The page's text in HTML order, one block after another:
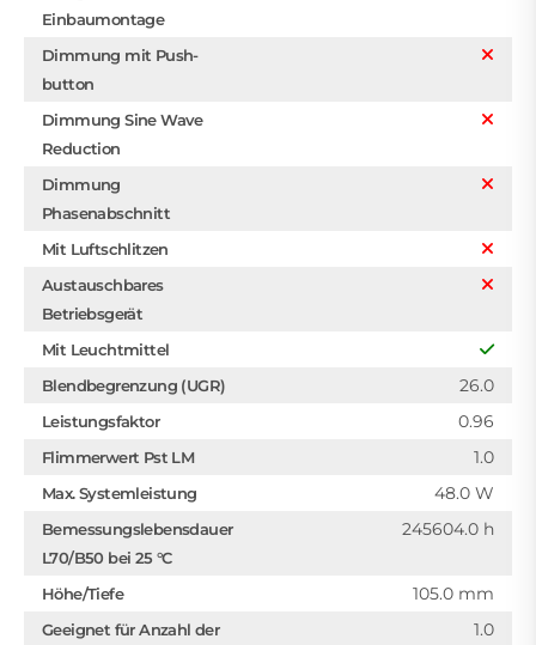
Einbaumontage
Dimmung mit Push-
button
Dimmung Sine Wave
Reduction
Dimmung
Phasenabschnitt
Mit Luftschlitzen
Austauschbares
Betriebsgerät
Mit Leuchtmittel
Blendbegrenzung (UGR)
26.0
Leistungsfaktor 0.96
Flimmerwert Pst LM 1.0
Max. Systemleistung 48.0 W
Bemessungslebensdauer
L70/B50 bei 25 °C
245604.0 h
Höhe/Tiefe 105.0 mm
Geeignet für Anzahl der
1.0